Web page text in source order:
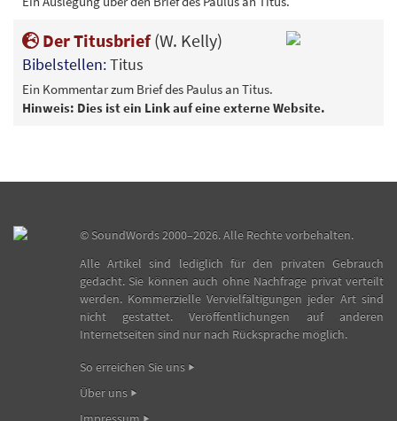
Der Titusbrief(W. Kelly)
Bibelstellen:Titus
Ein Kommentar zum Brief des Paulus an Titus.
Hinweis: Dies ist ein Link auf eine externe Website.
©SoundWords2000–2026. Alle Rechte vorbehalten.
Alle Artikel sind lediglich für den privaten Gebrauch
gedacht. Sie können auch ohne Nachfrage privat verteilt
werden. Kommerzielle Vervielfältigungen jeder Art sind
nicht gestattet. Veröffentlichungen auf anderen
Internetseiten sind nur nach Rücksprache möglich.
So erreichen Sie uns
Über uns